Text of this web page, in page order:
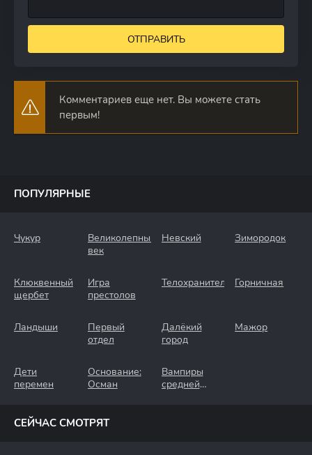
ОТПРАВИТЬ
Комментариев еще нет. Вы можете стать
первым!
ПОПУЛЯРНЫЕ
Чукур
Великолепный
век
Невский Зимородок
Клюквенный
щербет
Игра
престолов
Телохранители Горничная
Ландыши
Первый
отдел
Далёкий
город
Мажор
Дети
перемен
Основание:
Осман
Вампиры
средней
СЕЙЧАС СМОТРЯТ